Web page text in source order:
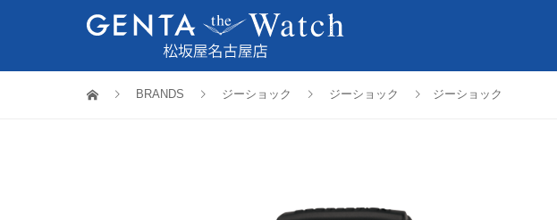
BRANDS ジーショック ジーショック ジーショック